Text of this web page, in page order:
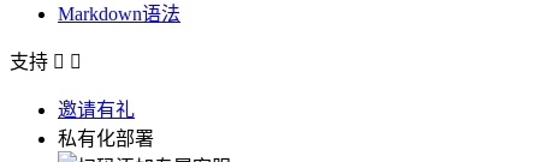
Markdown语法
支持  
邀请有礼
私有化部署